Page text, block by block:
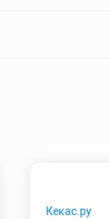
Кекас.ру